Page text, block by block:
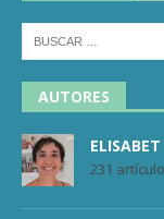
AUTORES
ELISABET
231